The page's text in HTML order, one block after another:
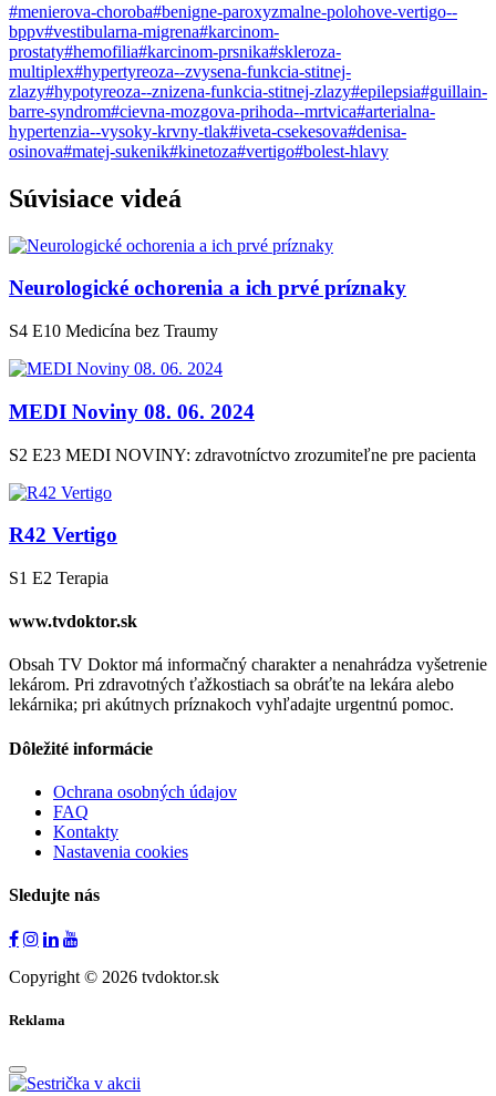
#menierova-choroba#benigne-paroxyzmalne-polohove-vertigo--
bppv#vestibularna-migrena#karcinom-
prostaty#hemofilia#karcinom-prsnika#skleroza-
multiplex#hypertyreoza--zvysena-funkcia-stitnej-
zlazy#hypotyreoza--znizena-funkcia-stitnej-zlazy#epilepsia#guillain-
barre-syndrom#cievna-mozgova-prihoda--mrtvica#arterialna-
hypertenzia--vysoky-krvny-tlak#iveta-csekesova#denisa-
osinova#matej-sukenik#kinetoza#vertigo#bolest-hlavy
Súvisiace videá
Neurologické ochorenia a ich prvé príznaky
S4 E10 Medicína bez Traumy
MEDI Noviny 08. 06. 2024
S2 E23 MEDI NOVINY: zdravotníctvo zrozumiteľne pre pacienta
R42 Vertigo
S1 E2 Terapia
www.tvdoktor.sk
Obsah TV Doktor má informačný charakter a nenahrádza vyšetrenie
lekárom. Pri zdravotných ťažkostiach sa obráťte na lekára alebo
lekárnika; pri akútnych príznakoch vyhľadajte urgentnú pomoc.
Dôležité informácie
Ochrana osobných údajov
FAQ
Kontakty
Nastavenia cookies
Sledujte nás
Copyright © 2026 tvdoktor.sk
Reklama